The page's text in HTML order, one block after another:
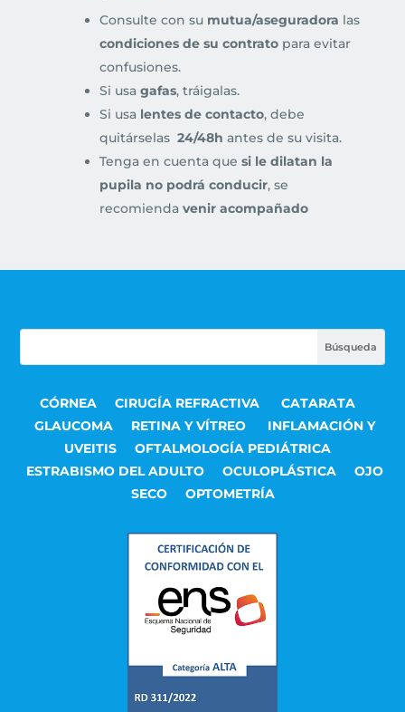
Consulte con sumutua/aseguradora las
condiciones de su contratopara evitar
confusiones.
Si usa gafas, tráigalas.
Si usa lentes de contacto, debe
quitárselas 24/48h antes de su visita.
Tenga en cuenta que si le dilatan la
pupila no podrá conducir, se
recomienda venir acompañado
CÓRNEA CIRUGÍA REFRACTIVA
CATARATA
GLAUCOMA
RETINA Y VÍTREO
INFLAMACIÓN Y
UVEITIS
OFTALMOLOGÍA PEDIÁTRICA
ESTRABISMO DEL ADULTO
OCULOPLÁSTICA
OJO
SECO
OPTOMETRÍA